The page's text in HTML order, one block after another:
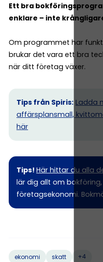
Ett bra
enklare – inte
Om programmet har
brukar det vara ett bra
när ditt företag växer.
Tips från Spiris: Ladda
affärsplansmall,
här
Tips! Här hittar du alla
lär dig allt om
företagsekonomi.
ekonomi skatt
+4